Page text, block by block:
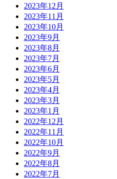
2023年12月
2023年11月
2023年10月
2023年9月
2023年8月
2023年7月
2023年6月
2023年5月
2023年4月
2023年3月
2023年1月
2022年12月
2022年11月
2022年10月
2022年9月
2022年8月
2022年7月